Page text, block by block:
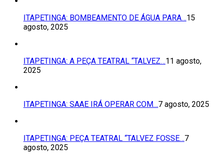
ITAPETINGA: BOMBEAMENTO DE ÁGUA PARA…15
agosto, 2025
ITAPETINGA: A PEÇA TEATRAL “TALVEZ…11 agosto,
2025
ITAPETINGA: SAAE IRÁ OPERAR COM…7 agosto, 2025
ITAPETINGA: PEÇA TEATRAL “TALVEZ FOSSE…7
agosto, 2025